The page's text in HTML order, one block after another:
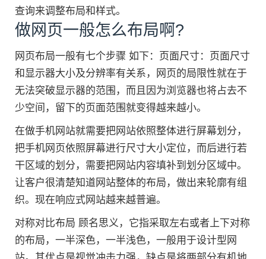
查询来调整布局和样式。
做网页一般怎么布局啊?
网页布局一般有七个步骤 如下：页面尺寸：页面尺寸
和显示器大小及分辨率有关系，网页的局限性就在于
无法突破显示器的范围，而且因为浏览器也将占去不
少空间，留下的页面范围就变得越来越小。
在做手机网站就需要把网站依照整体进行屏幕划分，
把手机网页依照屏幕进行尺寸大小定位，而后进行若
干区域的划分，需要把网站内容填补到划分区域中。
让客户很清楚知道网站整体的布局，做出来轮廓有组
织。现在响应式网站越来越普遍。
对称对比布局 顾名思义，它指采取左右或者上下对称
的布局，一半深色，一半浅色，一般用于设计型网